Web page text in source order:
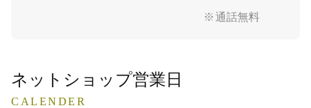
※通話無料
ネットショップ営業日
CALENDER